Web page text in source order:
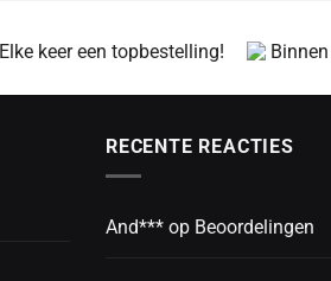
Elke keer een topbestelling!
RECENTE REACTIES
And*** op Beoordelingen